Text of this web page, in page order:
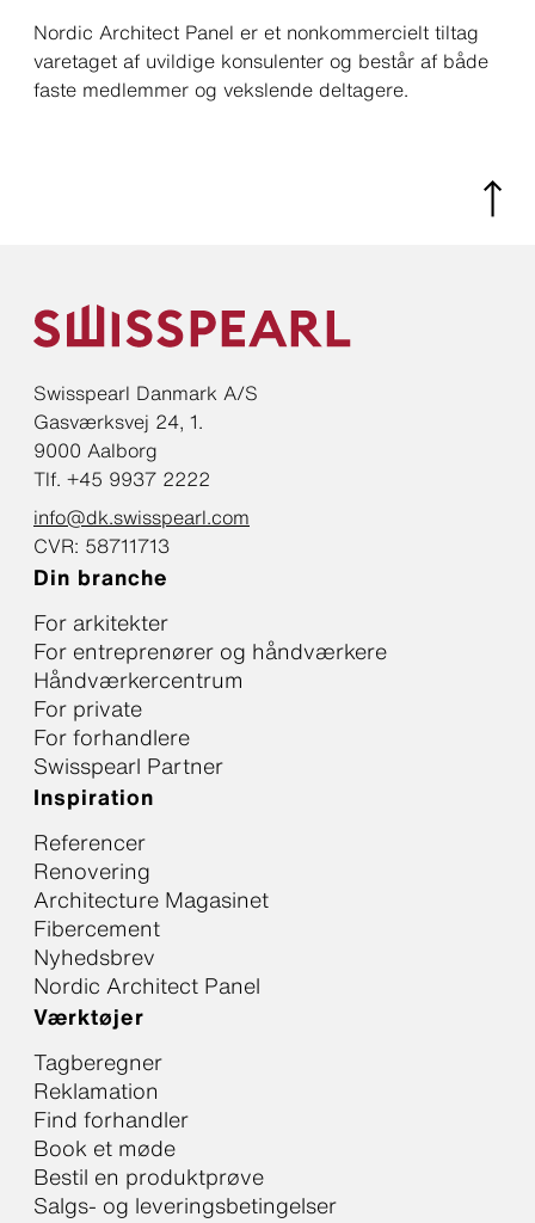
Nordic Architect Panel er et nonkommercielt tiltag
varetaget af uvildige konsulenter og består af både
faste medlemmer og vekslende deltagere.
Swisspearl Danmark A/S
Gasværksvej 24, 1.
9000 Aalborg
Tlf. +45 9937 2222
info@dk.swisspearl.com
CVR: 58711713
Din branche
For arkitekter
For entreprenører og håndværkere
Håndværkercentrum
For private
For forhandlere
Swisspearl Partner
Inspiration
Referencer
Renovering
Architecture Magasinet
Fibercement
Nyhedsbrev
Nordic Architect Panel
Værktøjer
Tagberegner
Reklamation
Find forhandler
Book et møde
Bestil en produktprøve
Salgs- og leveringsbetingelser